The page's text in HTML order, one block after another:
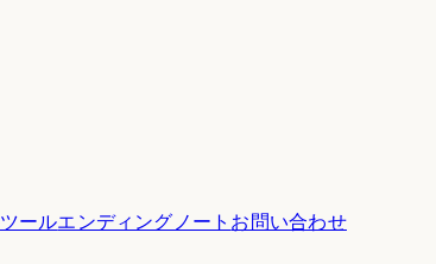
ツールエンディングノート お問い合わせ